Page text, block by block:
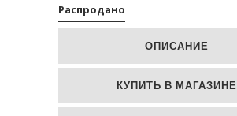
Распродано
ОПИСАНИЕ
КУПИТЬ В МАГАЗИНЕ